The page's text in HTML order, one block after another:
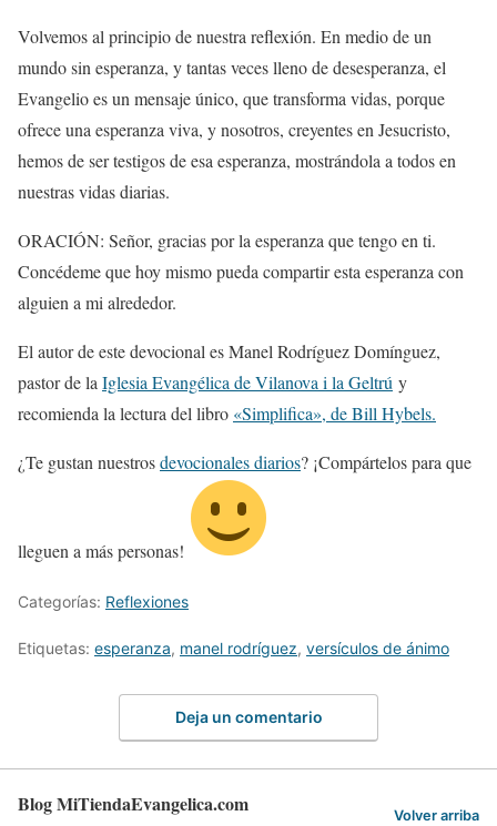
Volvemos al principio de nuestra reflexión. En medio de un
mundo sin esperanza, y tantas veces lleno de desesperanza, el
Evangelio es un mensaje único, que transforma vidas, porque
ofrece una esperanza viva, y nosotros, creyentes en Jesucristo,
hemos de ser testigos de esa esperanza, mostrándola a todos en
nuestras vidas diarias.
ORACIÓN: Señor, gracias por la esperanza que tengo en ti.
Concédeme que hoy mismo pueda compartir esta esperanza con
alguien a mi alrededor.
El autor de este devocional es Manel Rodríguez Domínguez,
pastor de la Iglesia Evangélica de Vilanova i la Geltrú y
recomienda la lectura del libro «Simplifica», de Bill Hybels.
¿Te gustan nuestrosdevocionales diarios? ¡Compártelos para que
lleguen a más personas!
Categorías: Reflexiones
Etiquetas: esperanza, manel rodríguez, versículos de ánimo
Deja un comentario
Blog MiTiendaEvangelica.com Volver arriba